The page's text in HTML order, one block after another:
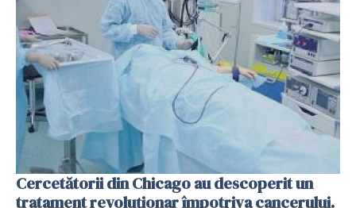
Cercetătorii din Chicago au descoperit un
tratament revoluționar împotriva cancerului.